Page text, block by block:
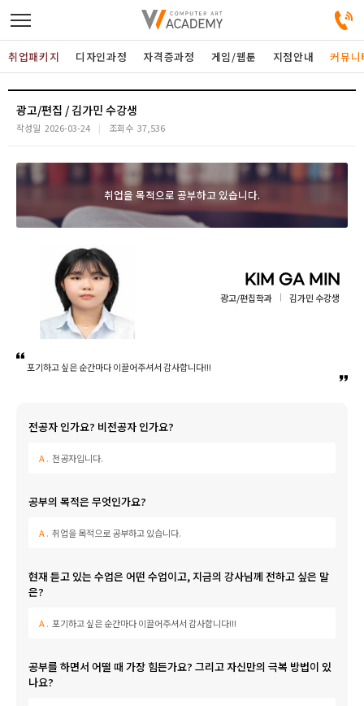
디자인정규과정
자격증과정
커뮤니티
취업패키지
고객상담센터
취업패키지 디자인과정 자격증과정 게임/웹툰 지점안내 커뮤니
광고/편집 / 김가민 수강생
작성일 2026-03-24 조회수 37,536
취업을 목적으로 공부하고 있습니다.
KIM GA MIN
광고/편집학과 김가민 수강생
포기하고 싶은 순간마다 이끌어주셔서 감사합니다!!!
전공자 인가요? 비전공자 인가요?
전공자입니다.
공부의 목적은 무엇인가요?
취업을 목적으로 공부하고 있습니다.
현재 듣고 있는 수업은 어떤 수업이고, 지금의 강사님께 전하고 싶은 말
은?
포기하고 싶은 순간마다 이끌어주셔서 감사합니다!!!
공부를 하면서 어떨 때 가장 힘든가요? 그리고 자신만의 극복 방법이 있
나요?